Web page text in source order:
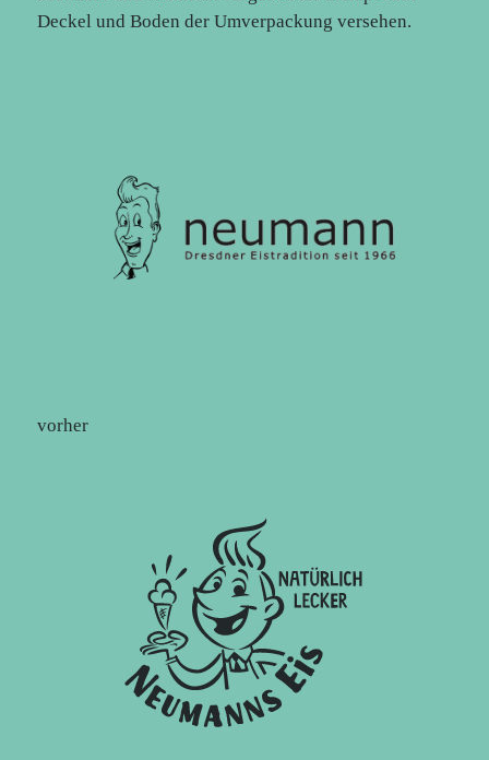
Deckel und Boden der Umverpackung versehen.
vorher